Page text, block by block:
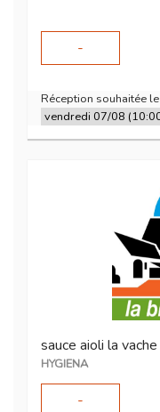
-
Réception souhaitée le
sauce aioli la
HYGIENA
-